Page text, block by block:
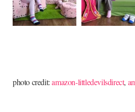
photo credit:amazon-littledevilsdirect,